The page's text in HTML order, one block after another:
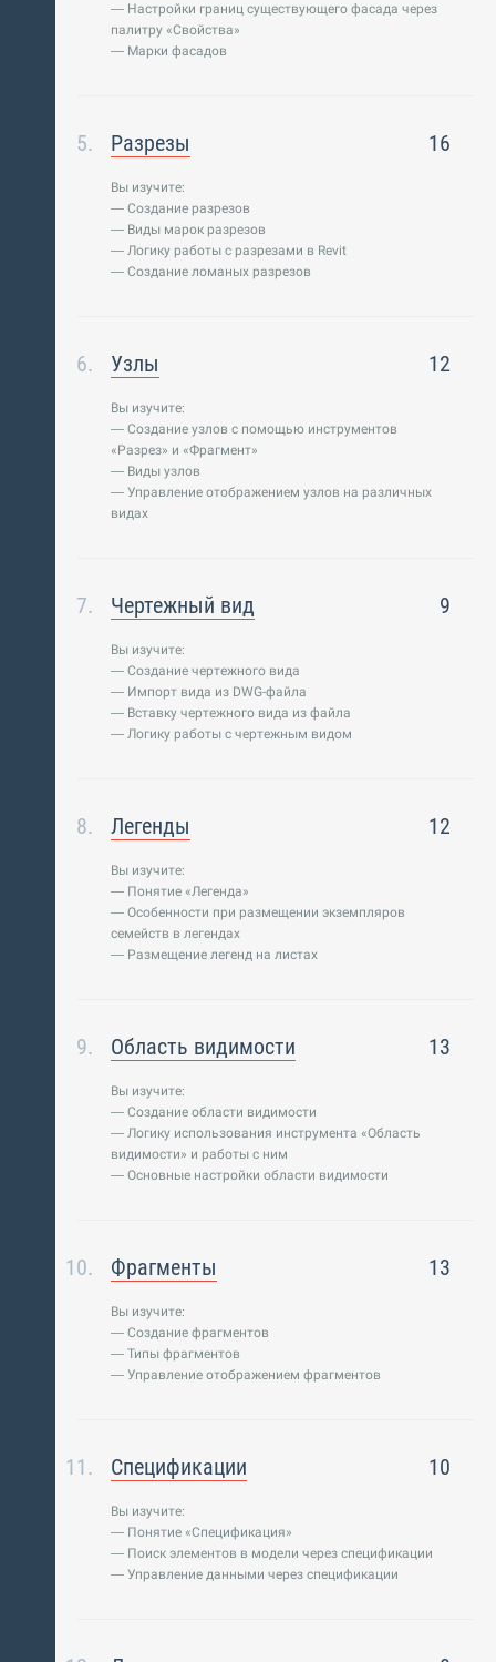
— Настройки границ существующего фасада через
палитру «Свойства»
— Марки фасадов
Разрезы 16
Вы изучите:
— Создание разрезов
— Виды марок разрезов
— Логику работы с разрезами в Revit
— Создание ломаных разрезов
Узлы 12
Вы изучите:
— Создание узлов с помощью инструментов
«Разрез» и «Фрагмент»
— Виды узлов
— Управление отображением узлов на различных
видах
Чертежный вид 9
Вы изучите:
— Создание чертежного вида
— Импорт вида из DWG-файла
— Вставку чертежного вида из файла
— Логику работы с чертежным видом
Легенды 12
Вы изучите:
— Понятие «Легенда»
— Особенности при размещении экземпляров
семейств в легендах
— Размещение легенд на листах
Область видимости 13
Вы изучите:
— Создание области видимости
— Логику использования инструмента «Область
видимости» и работы с ним
— Основные настройки области видимости
Фрагменты 13
Вы изучите:
— Создание фрагментов
— Типы фрагментов
— Управление отображением фрагментов
Спецификации 10
Вы изучите:
— Понятие «Спецификация»
— Поиск элементов в модели через спецификации
— Управление данными через спецификации